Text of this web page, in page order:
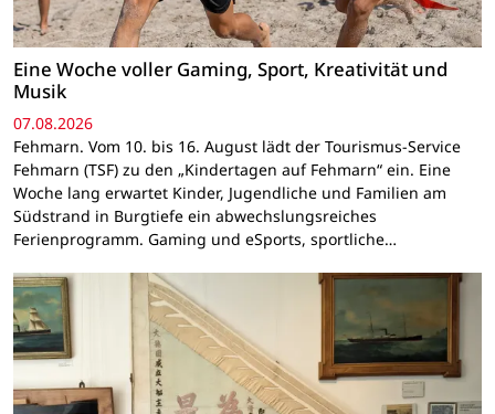
Eine Woche voller Gaming, Sport, Kreativität und
Musik
07.08.2026
Fehmarn. Vom 10. bis 16. August lädt der Tourismus-Service
Fehmarn (TSF) zu den „Kindertagen auf Fehmarn“ ein. Eine
Woche lang erwartet Kinder, Jugendliche und Familien am
Südstrand in Burgtiefe ein abwechslungsreiches
Ferienprogramm. Gaming und eSports, sportliche…